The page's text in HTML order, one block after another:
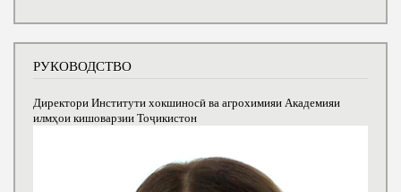
РУКОВОДСТВО
Директори Институти хокшиносӣ ва агрохимияи Академияи
илмҳои кишоварзии Тоҷикистон